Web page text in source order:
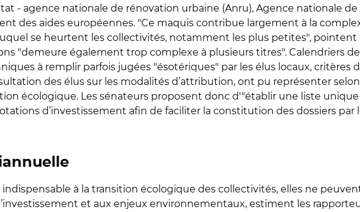
- agence nationale de rénovation urbaine (Anru), Agence nationale
des aides européennes. "Ce maquis contribue largement à la
se heurtent les collectivités, notamment les plus petites", pointent
"demeure également trop complexe à plusieurs titres". Calendriers
à remplir parfois jugées "ésotériques" par les élus locaux, critères
des élus sur les modalités d’attribution, ont pu représenter
écologique. Les sénateurs proposent donc d'"établir une liste unique
d’investissement afin de faciliter la constitution des dossiers par
à la transition écologique des collectivités, elles ne
et aux enjeux environnementaux, estiment les